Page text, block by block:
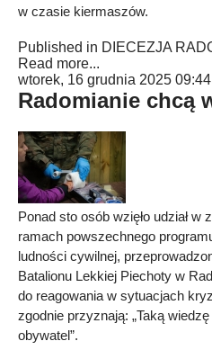
w czasie kiermaszów.
Published in DIECEZJA
Read more...
wtorek, 16 grudnia 2025 09:44
Radomianie chcą
Ponad sto osób wzięło udział
ramach powszechnego
ludności cywilnej,
Batalionu Lekkiej Piechoty w
do reagowania w sytuacjach
zgodnie przyznają: „Taką
obywatel”.